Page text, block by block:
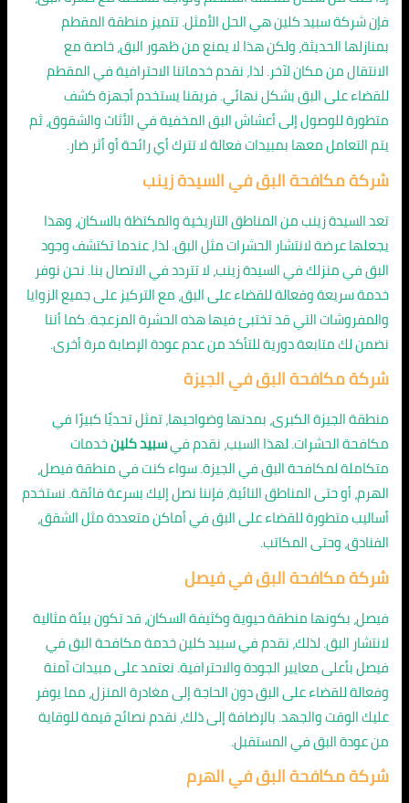
فإن شركة سبيد كلين هي الحل الأمثل. تتميز منطقة المقطم
بمنازلها الحديثة، ولكن هذا لا يمنع من ظهور البق، خاصة مع
الانتقال من مكان لآخر. لذا، نقدم خدماتنا الاحترافية في المقطم
للقضاء على البق بشكل نهائي. فريقنا يستخدم أجهزة كشف
متطورة للوصول إلى أعشاش البق المخفية في الأثاث والشقوق، ثم
يتم التعامل معها بمبيدات فعالة لا تترك أي رائحة أو أثر ضار.
شركة مكافحة البق في السيدة زينب
تعد السيدة زينب من المناطق التاريخية والمكتظة بالسكان، وهذا
يجعلها عرضة لانتشار الحشرات مثل البق. لذا، عندما تكتشف وجود
البق في منزلك في السيدة زينب، لا تتردد في الاتصال بنا. نحن نوفر
خدمة سريعة وفعالة للقضاء على البق، مع التركيز على جميع الزوايا
والمفروشات التي قد تختبئ فيها هذه الحشرة المزعجة. كما أننا
نضمن لك متابعة دورية للتأكد من عدم عودة الإصابة مرة أخرى.
شركة مكافحة البق في الجيزة
منطقة الجيزة الكبرى، بمدنها وضواحيها، تمثل تحديًا كبيرًا في
مكافحة الحشرات. لهذا السبب، نقدم فيسبيد كلينخدمات
متكاملة لمكافحة البق في الجيزة. سواء كنت في منطقة فيصل،
الهرم، أو حتى المناطق النائية، فإننا نصل إليك بسرعة فائقة. نستخدم
أساليب متطورة للقضاء على البق في أماكن متعددة مثل الشقق،
الفنادق، وحتى المكاتب.
شركة مكافحة البق في فيصل
فيصل، بكونها منطقة حيوية وكثيفة السكان، قد تكون بيئة مثالية
لانتشار البق. لذلك، نقدم في سبيد كلين خدمة مكافحة البق في
فيصل بأعلى معايير الجودة والاحترافية. نعتمد على مبيدات آمنة
وفعالة للقضاء على البق دون الحاجة إلى مغادرة المنزل، مما يوفر
عليك الوقت والجهد. بالإضافة إلى ذلك، نقدم نصائح قيمة للوقاية
من عودة البق في المستقبل.
شركة مكافحة البق في الهرم